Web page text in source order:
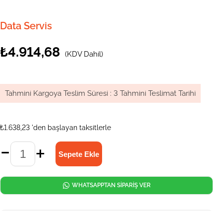
Data Servis
₺4.914,68 (KDV Dahil)
Tahmini Kargoya Teslim Süresi : 3 Tahmini Teslimat Tarihi
₺1.638,23 'den başlayan taksitlerle
WHATSAPPTAN SİPARİŞ VER